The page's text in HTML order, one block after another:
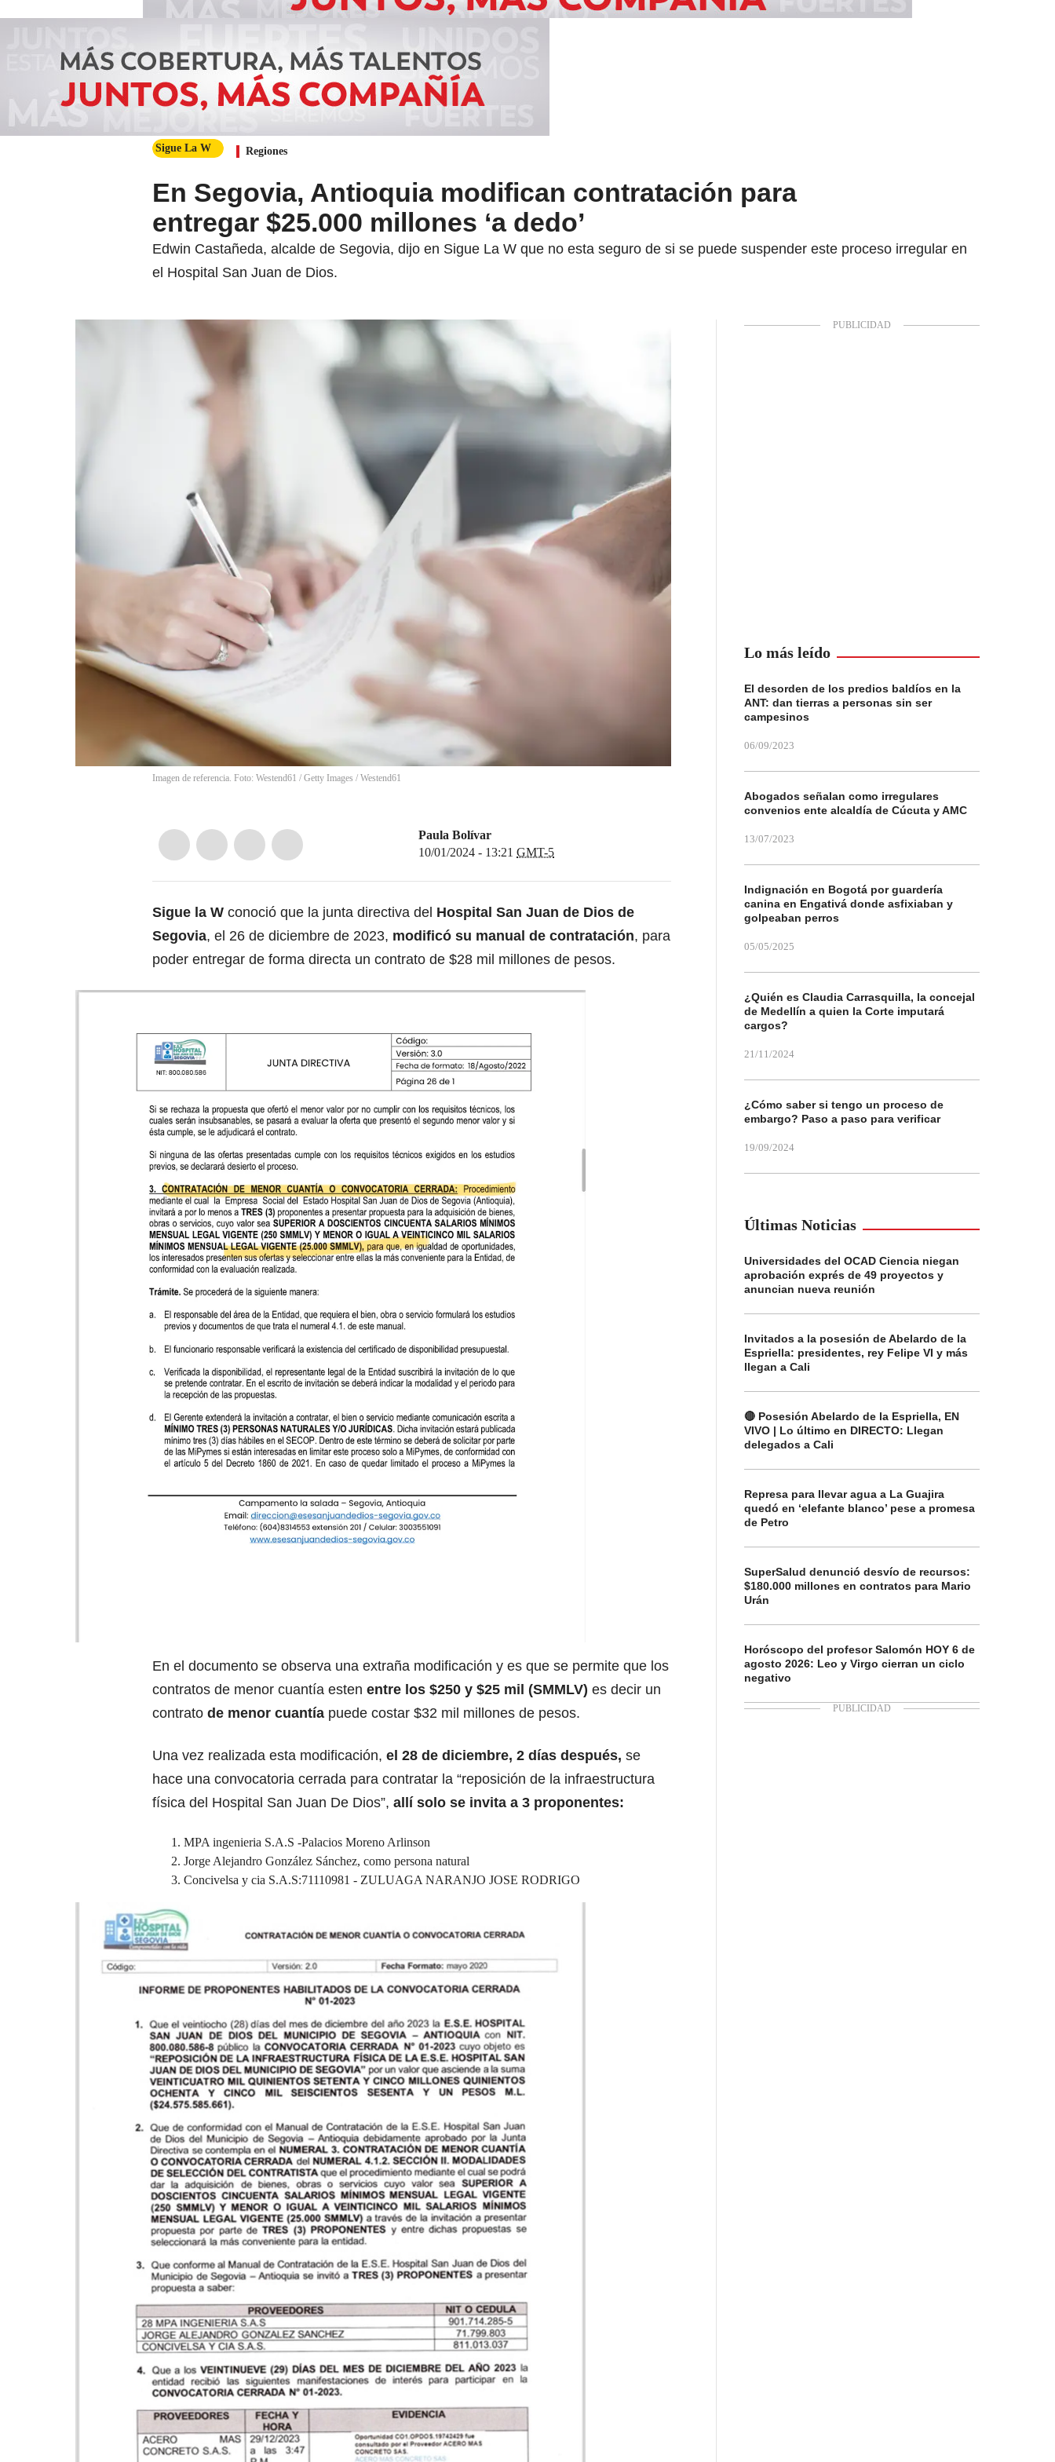
Sigue La W Regiones
En Segovia, Antioquia modifican contratación para
entregar $25.000 millones ‘a dedo’
Edwin Castañeda, alcalde de Segovia, dijo en Sigue La W que no esta seguro de si se puede suspender este proceso irregular en
el Hospital San Juan de Dios.
Imagen de referencia. Foto: Westend61 / Getty Images / Westend61
Paula Bolívar
10/01/2024 - 13:21 GMT-5
Sigue la W conoció que la junta directiva del Hospital San Juan de Dios de
Segovia, el 26 de diciembre de 2023, modificó su manual de contratación, para
poder entregar de forma directa un contrato de $28 mil millones de pesos.
En el documento se observa una extraña modificación y es que se permite que los
contratos de menor cuantía esten entre los $250 y $25 mil (SMMLV) es decir un
contrato de menor cuantía puede costar $32 mil millones de pesos.
Una vez realizada esta modificación, el 28 de diciembre, 2 días después, se
hace una convocatoria cerrada para contratar la “reposición de la infraestructura
física del Hospital San Juan De Dios”, allí solo se invita a 3 proponentes:
MPA ingenieria S.A.S -Palacios Moreno Arlinson
Jorge Alejandro González Sánchez, como persona natural
Concivelsa y cia S.A.S:71110981 - ZULUAGA NARANJO JOSE RODRIGO
Lo más leído
El desorden de los predios baldíos en la
ANT: dan tierras a personas sin ser
campesinos
06/09/2023
Abogados señalan como irregulares
convenios ente alcaldía de Cúcuta y AMC
13/07/2023
Indignación en Bogotá por guardería
canina en Engativá donde asfixiaban y
golpeaban perros
05/05/2025
¿Quién es Claudia Carrasquilla, la concejal
de Medellín a quien la Corte imputará
cargos?
21/11/2024
¿Cómo saber si tengo un proceso de
embargo? Paso a paso para verificar
19/09/2024
Últimas Noticias
Universidades del OCAD Ciencia niegan
aprobación exprés de 49 proyectos y
anuncian nueva reunión
Invitados a la posesión de Abelardo de la
Espriella: presidentes, rey Felipe VI y más
llegan a Cali
🔴 Posesión Abelardo de la Espriella, EN
VIVO | Lo último en DIRECTO: Llegan
delegados a Cali
Represa para llevar agua a La Guajira
quedó en ‘elefante blanco’ pese a promesa
de Petro
SuperSalud denunció desvío de recursos:
$180.000 millones en contratos para Mario
Urán
Horóscopo del profesor Salomón HOY 6 de
agosto 2026: Leo y Virgo cierran un ciclo
negativo